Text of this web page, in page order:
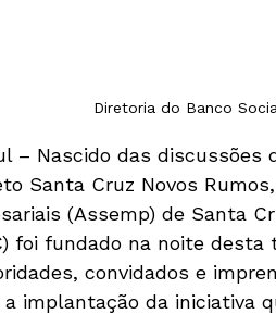
Diretoria do Banco
– Nascido das discussões
Santa Cruz Novos
(Assemp) de Santa
foi fundado na noite
convidados e
implantação da iniciativa